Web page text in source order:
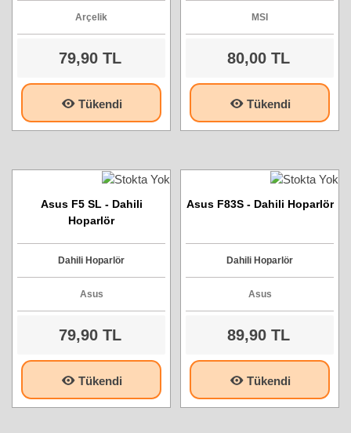
Arçelik
79,90 TL
Tükendi
MSI
80,00 TL
Tükendi
Asus F5 SL - Dahili
Hoparlör
Dahili Hoparlör
Asus
79,90 TL
Tükendi
Asus F83S - Dahili Hoparlör
Dahili Hoparlör
Asus
89,90 TL
Tükendi